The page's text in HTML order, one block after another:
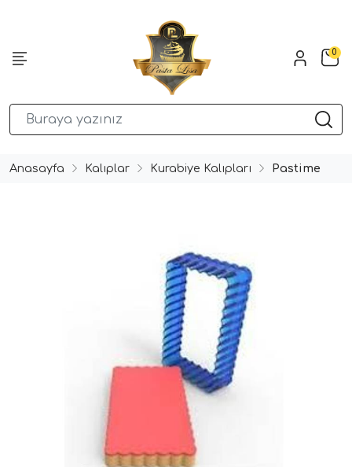
0
Anasayfa Kalıplar Kurabiye Kalıpları Pastime